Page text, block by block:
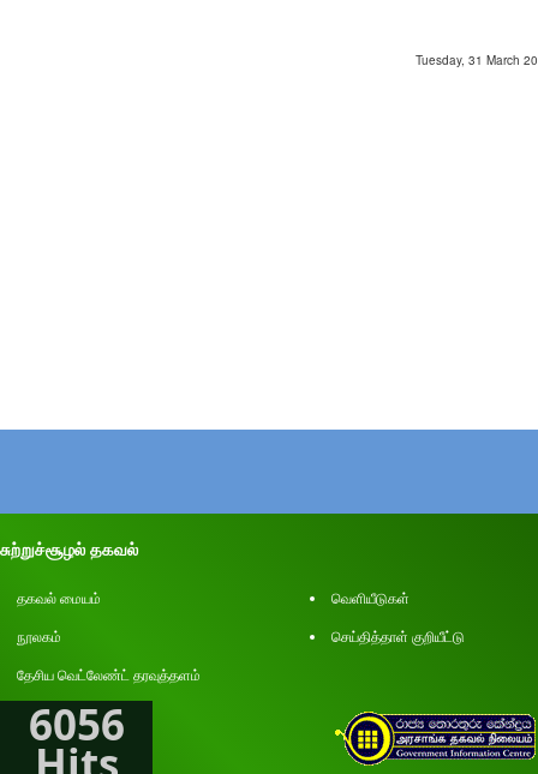
Tuesday, 31 March
சுற்றுச்சூழல் தகவல்
தகவல் மையம்
வெளியீடுகள்
நூலகம்
செய்தித்தாள் குறியீட்டு
தேசிய வெட்லேண்ட் தரவுத்தளம்
6056